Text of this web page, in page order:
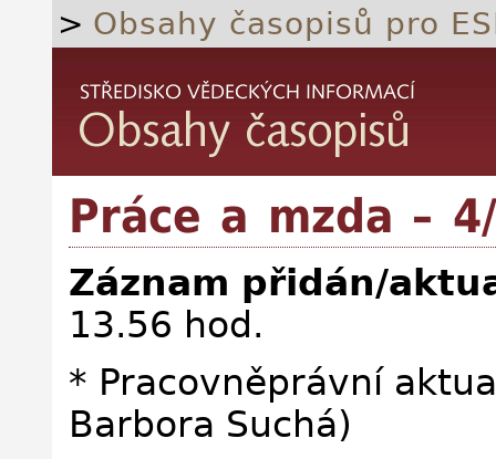
> Obsahy časopisů pro
Práce a mzda –
Záznam přidán/
13.56 hod.
* Pracovněprávní
Barbora Suchá)